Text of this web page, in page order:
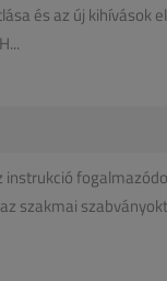
és az új kihívások
szakmai